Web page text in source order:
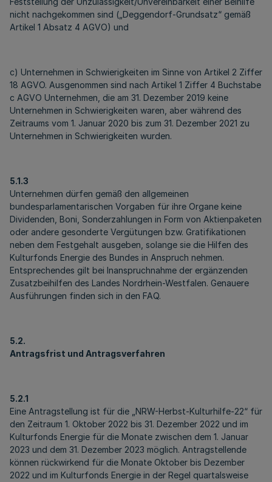
nicht nachgekommen sind („Deggendorf-Grundsatz“ gemäß
Artikel 1 Absatz 4 AGVO) und
c) Unternehmen in Schwierigkeiten im Sinne von Artikel 2 Ziffer
18 AGVO. Ausgenommen sind nach Artikel 1 Ziffer 4 Buchstabe
c AGVO Unternehmen, die am 31. Dezember 2019 keine
Unternehmen in Schwierigkeiten waren, aber während des
Zeitraums vom 1. Januar 2020 bis zum 31. Dezember 2021 zu
Unternehmen in Schwierigkeiten wurden.
5.1.3
Unternehmen dürfen gemäß den allgemeinen
bundesparlamentarischen Vorgaben für ihre Organe keine
Dividenden, Boni, Sonderzahlungen in Form von Aktienpaketen
oder andere gesonderte Vergütungen bzw. Gratifikationen
neben dem Festgehalt ausgeben, solange sie die Hilfen des
Kulturfonds Energie des Bundes in Anspruch nehmen.
Entsprechendes gilt bei Inanspruchnahme der ergänzenden
Zusatzbeihilfen des Landes Nordrhein-Westfalen. Genauere
Ausführungen finden sich in den FAQ.
5.2.
Antragsfrist und Antragsverfahren
5.2.1
Eine Antragstellung ist für die „NRW-Herbst-Kulturhilfe-22“ für
den Zeitraum 1. Oktober 2022 bis 31. Dezember 2022 und im
Kulturfonds Energie für die Monate zwischen dem 1. Januar
2023 und dem 31. Dezember 2023 möglich. Antragstellende
können rückwirkend für die Monate Oktober bis Dezember
2022 und im Kulturfonds Energie in der Regel quartalsweise